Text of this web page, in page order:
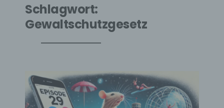
Schlagwort:
Gewaltschutzgesetz